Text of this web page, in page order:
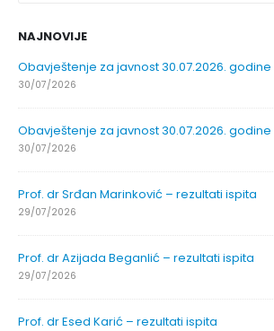
NAJNOVIJE
Obavještenje za javnost 30.07.2026. godine
30/07/2026
Obavještenje za javnost 30.07.2026. godine
30/07/2026
Prof. dr Srđan Marinković – rezultati ispita
29/07/2026
Prof. dr Azijada Beganlić – rezultati ispita
29/07/2026
Prof. dr Esed Karić – rezultati ispita